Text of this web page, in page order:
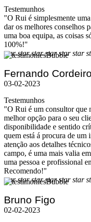
Testemunhos
"O Rui é simplesmente
dar os melhores conselhos
uma boa equipa, as coisas
100%!"
star star star star star star
Fernando Cordeiro
03-02-2023
Testemunhos
"O Rui é um consultor que
melhor opção para o seu
disponibilidade e sentido
quem está á procura de um
atenção aos detalhes
campo, é uma mais valia
uma pessoa e profissional
Recomendo!"
star star star star star star
Bruno Figo
02-02-2023